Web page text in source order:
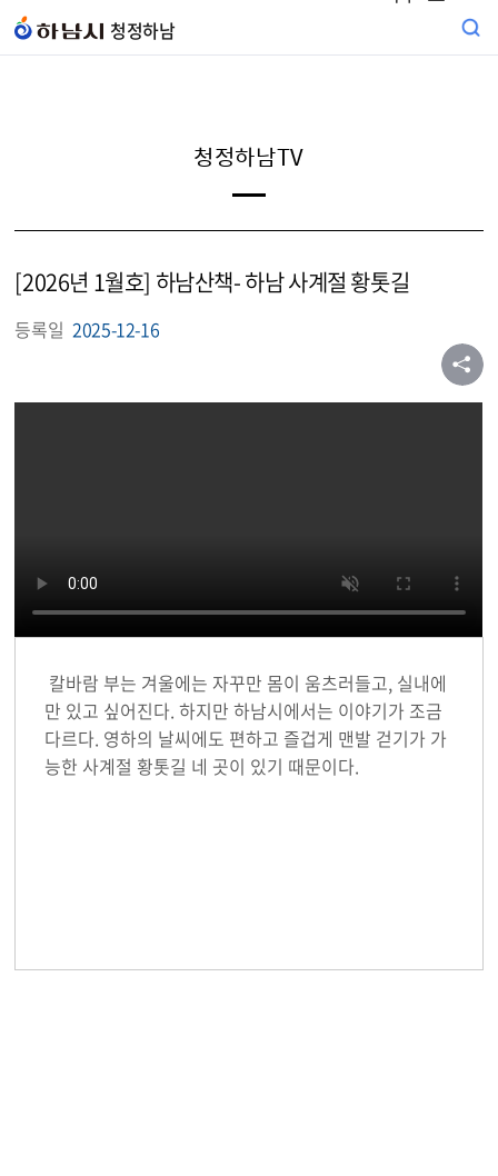
청정하남
청정하남TV
[2026년 1월호] 하남산책- 하남 사계절 황톳길
등록일 2025-12-16